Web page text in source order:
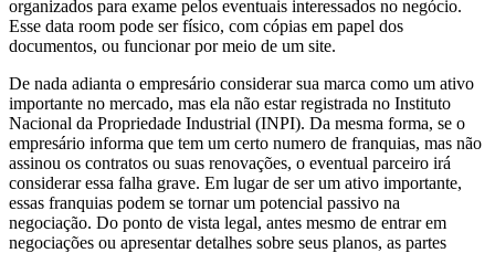
organizados para exame pelos eventuais interessados no negócio.
Esse data room pode ser físico, com cópias em papel dos
documentos, ou funcionar por meio de um site.
De nada adianta o empresário considerar sua marca como um ativo
importante no mercado, mas ela não estar registrada no Instituto
Nacional da Propriedade Industrial (INPI). Da mesma forma, se o
empresário informa que tem um certo numero de franquias, mas não
assinou os contratos ou suas renovações, o eventual parceiro irá
considerar essa falha grave. Em lugar de ser um ativo importante,
essas franquias podem se tornar um potencial passivo na
negociação. Do ponto de vista legal, antes mesmo de entrar em
negociações ou apresentar detalhes sobre seus planos, as partes